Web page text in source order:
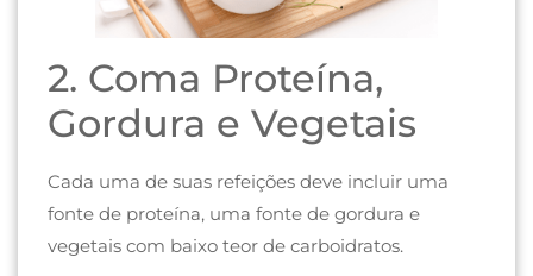
2. Coma Proteína,
Gordura e Vegetais
Cada uma de suas refeições deve incluir uma
fonte de proteína, uma fonte de gordura e
vegetais com baixo teor de carboidratos.